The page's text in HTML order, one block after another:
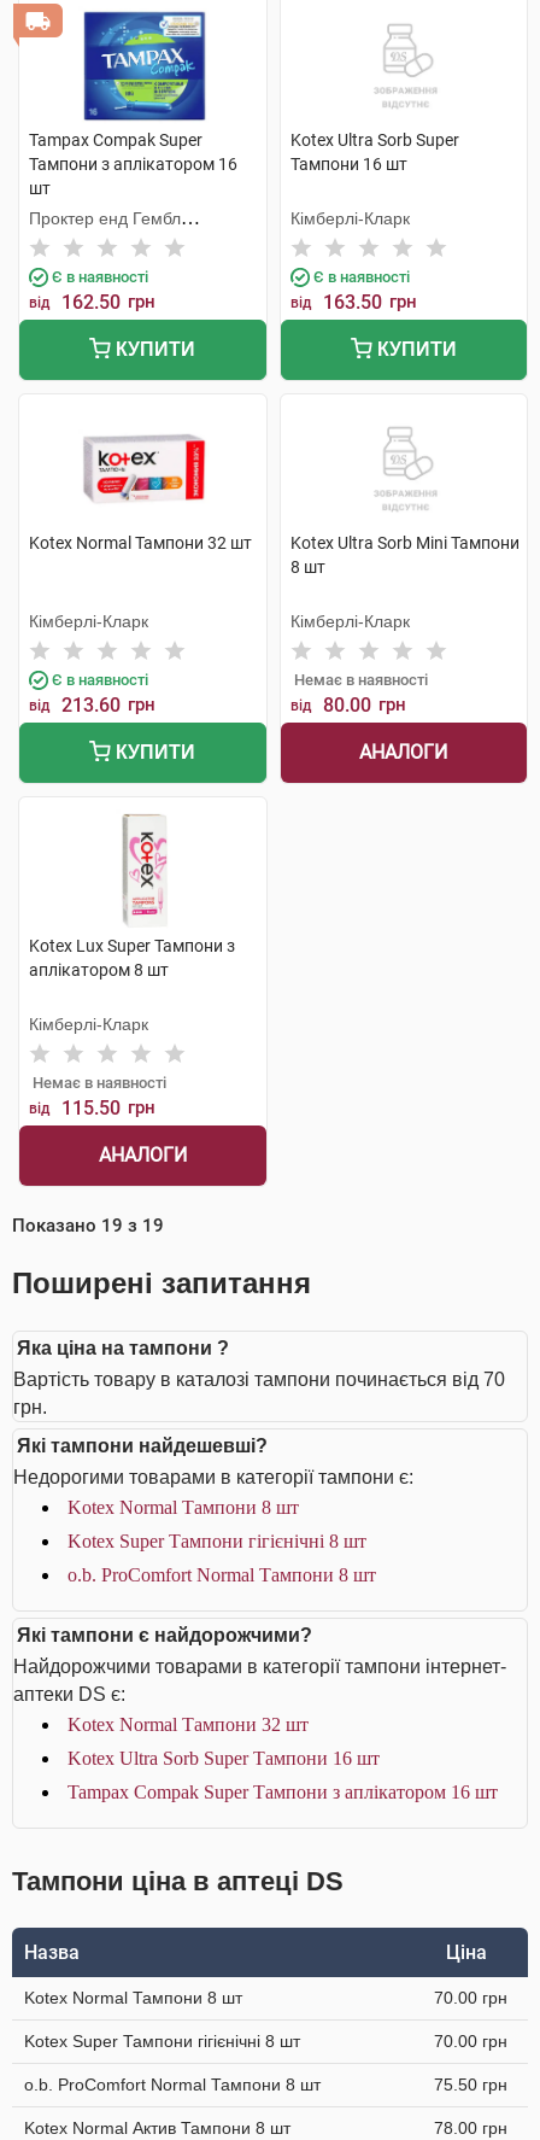
Tampax Compak Super
Тампони з аплікатором 16
шт
Проктер енд Гембл
Мануфекчурінг
Є в наявності
від 162.50 грн
КУПИТИ
Kotex Ultra Sorb Super
Тампони 16 шт
Кімберлі-Кларк
Є в наявності
від 163.50 грн
КУПИТИ
Kotex Normal Тампони 32 шт
Кімберлі-Кларк
Є в наявності
від 213.60 грн
КУПИТИ
Kotex Ultra Sorb Mini Тампони
8 шт
Кімберлі-Кларк
Немає в наявності
від 80.00 грн
АНАЛОГИ
Kotex Lux Super Тампони з
аплікатором 8 шт
Кімберлі-Кларк
Немає в наявності
від 115.50 грн
АНАЛОГИ
Показано 19 з 19
Поширені запитання
Яка ціна на тампони ?
Вартість товару в каталозі тампони починається від 70
грн.
Які тампони найдешевші?
Недорогими товарами в категорії тампони є:
Kotex Normal Тампони 8 шт
Kotex Super Тампони гігієнічні 8 шт
o.b. ProComfort Normal Тампони 8 шт
Які тампони є найдорожчими?
Найдорожчими товарами в категорії тампони інтернет-
аптеки DS є:
Kotex Normal Тампони 32 шт
Kotex Ultra Sorb Super Тампони 16 шт
Tampax Compak Super Тампони з аплікатором 16 шт
Тампони ціна в аптеці DS
Назва Ціна
Kotex Normal Тампони 8 шт 70.00 грн
Kotex Super Тампони гігієнічні 8 шт 70.00 грн
o.b. ProComfort Normal Тампони 8 шт 75.50 грн
Kotex Normal Актив Тампони 8 шт 78.00 грн